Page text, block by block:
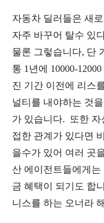
자동차 딜러들은 새
자주 바꾸어 탈수 있
물론 그렇습니다, 단
통 1년에 10000-
진 기간 이전에 리스
널티를 내야하는 것
가 있습니다. 또한 자
접한 관계가 있다면
을수가 있어 여러 곳
산 에이전트들에게는
금 혜택이 되기도 합
니스를 하는 오너라